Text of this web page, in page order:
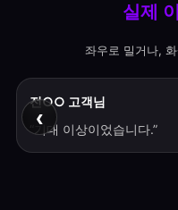
실제
좌우로 밀거나,
‹
전○○ 고객님
“기대 이상이었습니다.”